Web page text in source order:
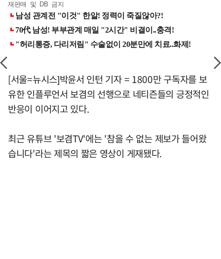
재판매 및 DB 금지
[서울=뉴시스]박윤서 인턴 기자 = 1800만 구독자를 보
유한 인플루언서 보겸의 선행으로 네티즌들의 긍정적인
반응이 이어지고 있다.
최근 유튜브 '보겸TV'에는 '참을 수 없는 제보가 들어왔
습니다'라는 제목의 짧은 영상이 게재됐다.